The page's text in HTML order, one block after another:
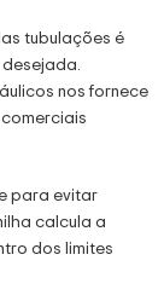
tubulações é
nos fornece
para evitar
calcula a
dos limites